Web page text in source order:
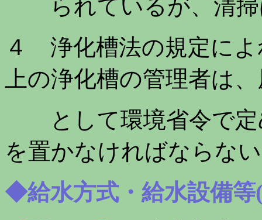
られているが、清掃
４ 浄化槽法の規定によ
上の浄化槽の管理者は
として環境省令で定
を置かなければならな
◆給水方式・給水設備等